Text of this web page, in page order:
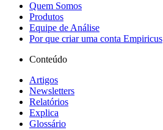
Quem Somos
Produtos
Equipe de Análise
Por que criar uma conta Empiricus
Conteúdo
Artigos
Newsletters
Relatórios
Explica
Glossário